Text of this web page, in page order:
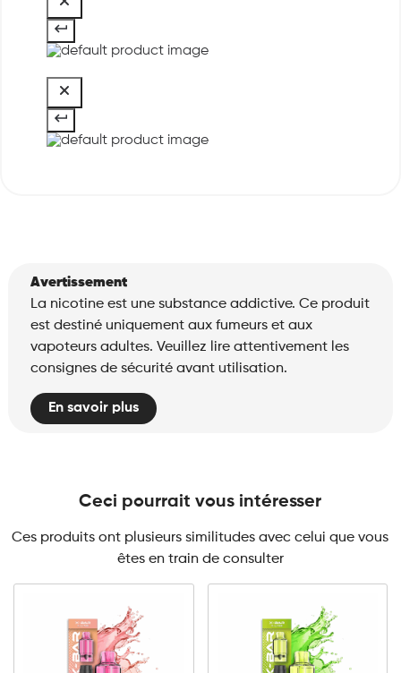
Avertissement
La nicotine est une substance addictive. Ce produit
est destiné uniquement aux fumeurs et aux
vapoteurs adultes. Veuillez lire attentivement les
consignes de sécurité avant utilisation.
En savoir plus
Ceci pourrait vous intéresser
Ces produits ont plusieurs similitudes avec celui que vous
êtes en train de consulter
10mg 20mg 10mg 20mg